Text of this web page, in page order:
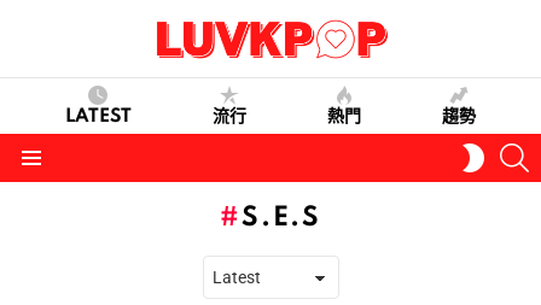
LATEST 流行 熱門 趨勢
SKIN
S.E.S